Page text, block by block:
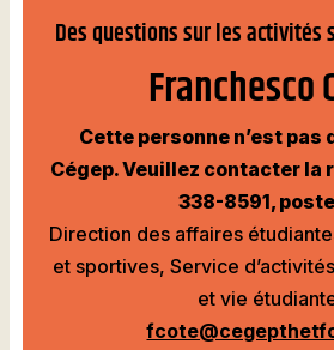
Des questions sur les activités
Franchesco
Cette personne n’est pas
Cégep. Veuillez contacter la
338-8591,
Direction des affaires
et sportives, Service
et vie